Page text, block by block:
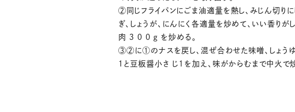
②同じフライパンにごま油適量を熱し、みじん切り
ぎ、しょうが、にんにく各適量を炒めて、いい香りが
肉 3 0 0 g を炒める。
③②に①のナスを戻し、混ぜ合わせた味噌、しょう
１と豆板醤小さ じ１を加え、味がからむまで中火で